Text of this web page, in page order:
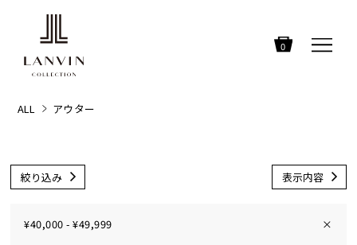
0
ALL アウター
絞り込み 表示内容
¥40,000 - ¥49,999 ×